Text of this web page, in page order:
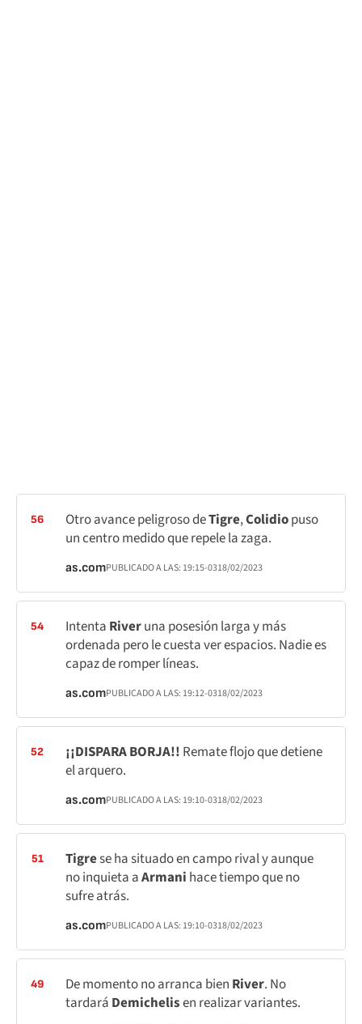
56 Otro avance peligroso deTigre,Colidiopuso
un centro medido que repele la zaga.
as.comPUBLICADO A LAS: 19:15-0318/02/2023
54 Intenta Riveruna posesión larga y más
ordenada pero le cuesta ver espacios. Nadie es
capaz de romper líneas.
as.comPUBLICADO A LAS: 19:12-0318/02/2023
52 ¡¡DISPARA BORJA!! Remate flojo que detiene
el arquero.
as.comPUBLICADO A LAS: 19:10-0318/02/2023
51 Tigrese ha situado en campo rival y aunque
no inquieta aArmani hace tiempo que no
sufre atrás.
as.comPUBLICADO A LAS: 19:10-0318/02/2023
49 De momento no arranca bien River. No
tardará Demichelisen realizar variantes.